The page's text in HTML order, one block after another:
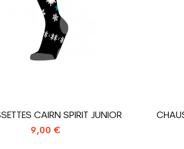
CAIRN SPIRIT JUNIOR
9,00 €